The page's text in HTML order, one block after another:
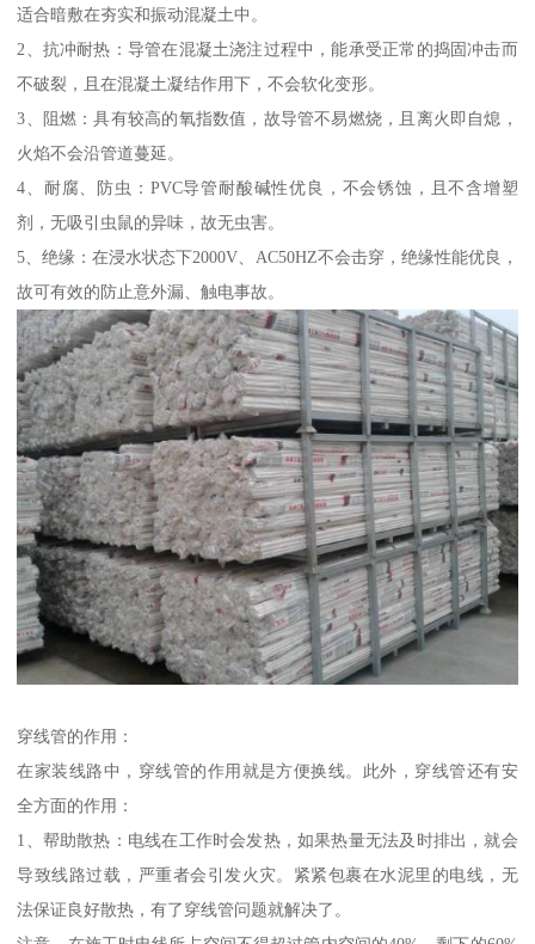
适合暗敷在夯实和振动混凝土中。
2、抗冲耐热：导管在混凝土浇注过程中，能承受正常的捣固冲击而
不破裂，且在混凝土凝结作用下，不会软化变形。
3、阻燃：具有较高的氧指数值，故导管不易燃烧，且离火即自熄，
火焰不会沿管道蔓延。
4、耐腐、防虫：PVC导管耐酸碱性优良，不会锈蚀，且不含增塑
剂，无吸引虫鼠的异味，故无虫害。
5、绝缘：在浸水状态下2000V、AC50HZ不会击穿，绝缘性能优良，
故可有效的防止意外漏、触电事故。
穿线管的作用：
在家装线路中，穿线管的作用就是方便换线。此外，穿线管还有安
全方面的作用：
1、帮助散热：电线在工作时会发热，如果热量无法及时排出，就会
导致线路过载，严重者会引发火灾。紧紧包裹在水泥里的电线，无
法保证良好散热，有了穿线管问题就解决了。